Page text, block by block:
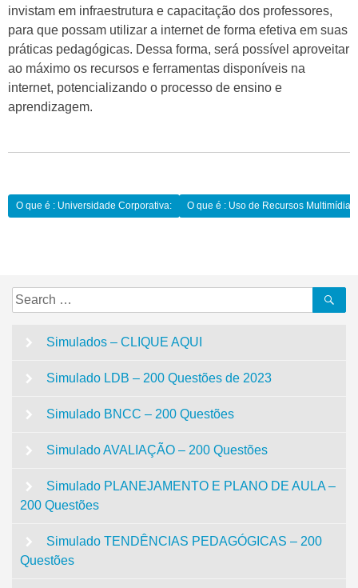
invistam em infraestrutura e capacitação dos professores,
para que possam utilizar a internet de forma efetiva em suas
práticas pedagógicas. Dessa forma, será possível aproveitar
ao máximo os recursos e ferramentas disponíveis na
internet, potencializando o processo de ensino e
aprendizagem.
Navegação
O que é : Universidade Corporativa: O que é : Uso de Recursos Multimídia:
Search
for:
Simulados – CLIQUE AQUI
Simulado LDB – 200 Questões de 2023
Simulado BNCC – 200 Questões
Simulado AVALIAÇÃO – 200 Questões
Simulado PLANEJAMENTO E PLANO DE AULA –
200 Questões
Simulado TENDÊNCIAS PEDAGÓGICAS – 200
Questões